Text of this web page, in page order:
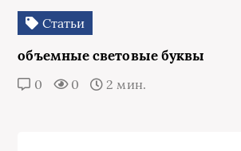
Статьи
объемные световые буквы
0 0 2 мин.